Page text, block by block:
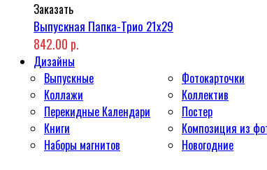
Заказать
Выпускная Папка-Трио 21x29
842.00 р.
Дизайны
Выпускные
Коллажи
Перекидные Календари
Книги
Наборы магнитов
Фотокарточки
Коллектив
Постер
Композиция из
Новогодние